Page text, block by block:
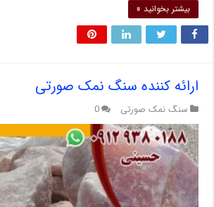
بیشتر بخوانید »
ارائه کننده سنگ نمک صورتی
سنگ نمک صورتی 0